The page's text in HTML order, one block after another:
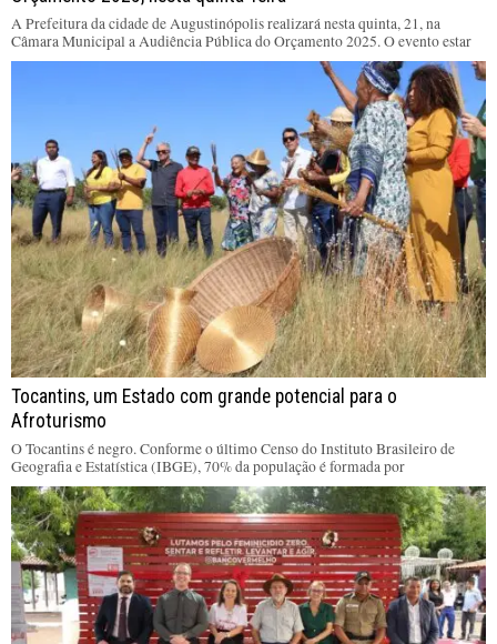
A Prefeitura da cidade de Augustinópolis realizará nesta quinta, 21, na
Câmara Municipal a Audiência Pública do Orçamento 2025. O evento estar
Tocantins, um Estado com grande potencial para o
Afroturismo
O Tocantins é negro. Conforme o último Censo do Instituto Brasileiro de
Geografia e Estatística (IBGE), 70% da população é formada por